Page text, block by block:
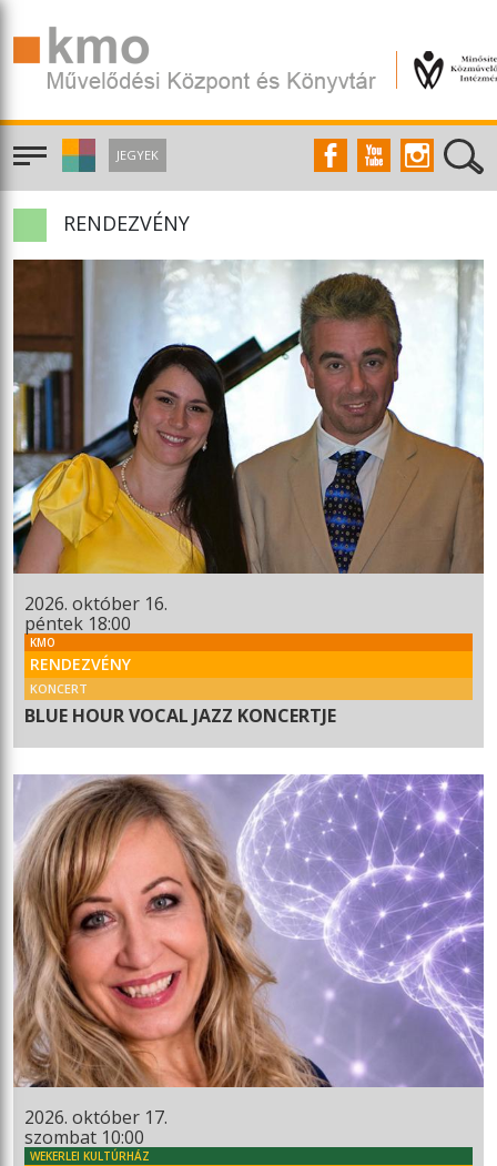
JEGYEK
RENDEZVÉNY
2026. október 16.
péntek 18:00
KMO
RENDEZVÉNY
KONCERT
BLUE HOUR VOCAL JAZZ KONCERTJE
2026. október 17.
szombat 10:00
WEKERLEI KULTÚRHÁZ